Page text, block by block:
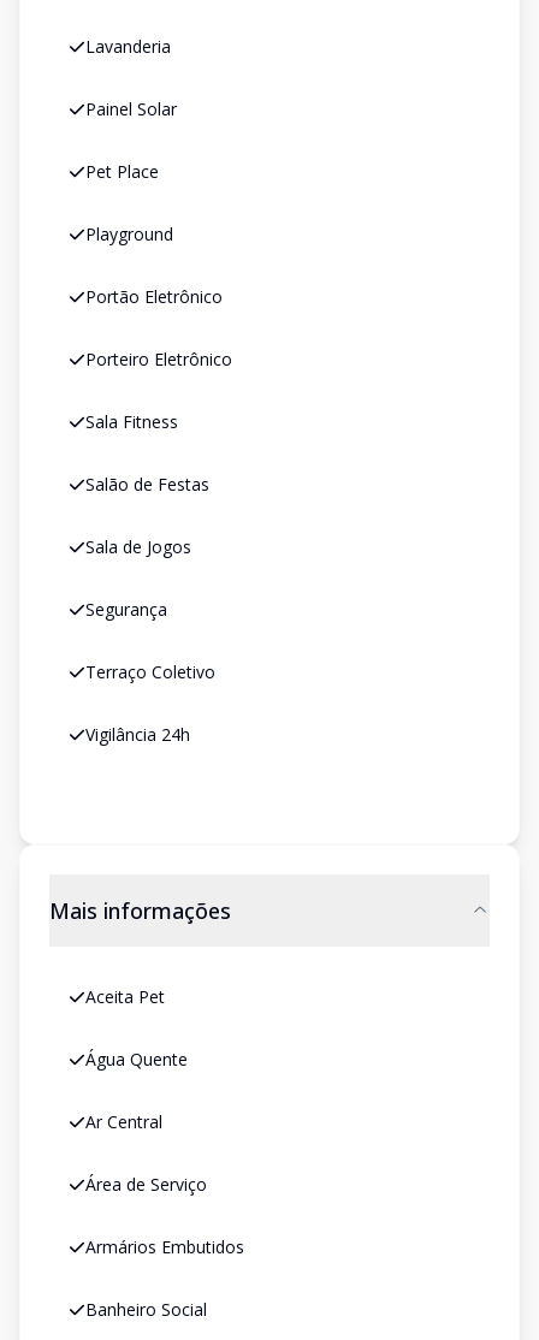
Lavanderia
Painel Solar
Pet Place
Playground
Portão Eletrônico
Porteiro Eletrônico
Sala Fitness
Salão de Festas
Sala de Jogos
Segurança
Terraço Coletivo
Vigilância 24h
Mais informações
Aceita Pet
Água Quente
Ar Central
Área de Serviço
Armários Embutidos
Banheiro Social